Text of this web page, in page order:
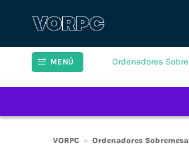
MENÚ Ordenadores
VORPC » Ordenadores Sobremesa